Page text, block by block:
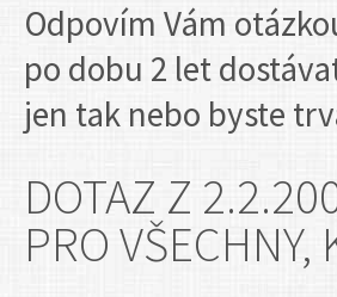
Odpovím Vám
po dobu 2 let
jen tak nebo byste
DOTAZ Z
PRO